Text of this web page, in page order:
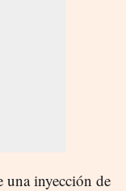
una inyección de